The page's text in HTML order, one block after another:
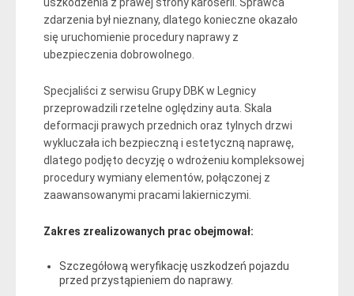
zdarzenia był nieznany, dlatego konieczne okazało
się uruchomienie procedury naprawy z
ubezpieczenia dobrowolnego.
Specjaliści z serwisu Grupy DBK w Legnicy
przeprowadzili rzetelne oględziny auta. Skala
deformacji prawych przednich oraz tylnych drzwi
wykluczała ich bezpieczną i estetyczną naprawę,
dlatego podjęto decyzję o wdrożeniu kompleksowej
procedury wymiany elementów, połączonej z
zaawansowanymi pracami lakierniczymi.
Zakres zrealizowanych prac obejmował:
Szczegółową weryfikację uszkodzeń pojazdu
przed przystąpieniem do naprawy.